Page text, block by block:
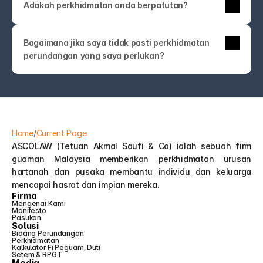
anda lebih suka bertemu secara peribadi.
Adakah perkhidmatan anda berpatutan?
perkhidmatan sekali sahaja pun direka untuk jelas
anda bayar.
Bagaimana jika saya tidak pasti perkhidmatan
perundangan yang saya perlukan?
undang-undang! Hubungi kami sahaja. Pasukan
ASCOLAW akan membimbing anda ke
Home/Current Page
ASCOLAW (Tetuan Akmal Saufi & Co) ialah sebuah firm
guaman Malaysia memberikan perkhidmatan urusan
hartanah dan pusaka membantu individu dan keluarga
mencapai hasrat dan impian mereka.
Firma
Mengenai Kami
Manifesto
Pasukan
Solusi
Bidang Perundangan
Perkhidmatan
Kalkulator Fi Peguam, Duti
Setem & RPGT